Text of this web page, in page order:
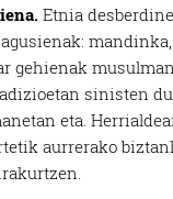
Etnia
mandinka,
gehienak
sinisten
eta.
aurrerako